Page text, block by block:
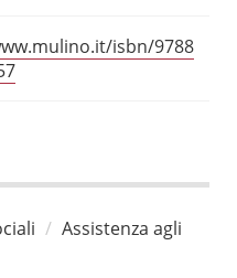
isbn/9788
Assistenza agli